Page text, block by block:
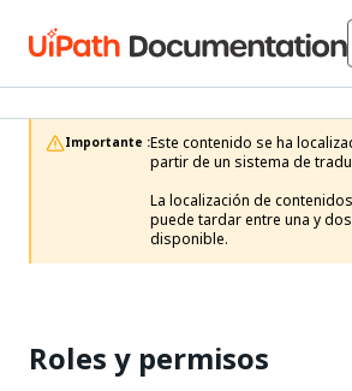
Importante :Este contenido se ha
partir de un sistema de
La localización de
puede tardar entre una y
disponible.
Roles y permisos